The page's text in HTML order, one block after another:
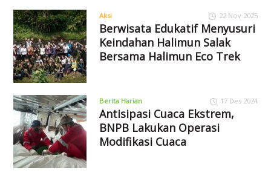
Aksi 22 Nov 2025
Berwisata Edukatif Menyusuri
Keindahan Halimun Salak
Bersama Halimun Eco Trek
Berita Harian 17 Des 2024
Antisipasi Cuaca Ekstrem,
BNPB Lakukan Operasi
Modifikasi Cuaca